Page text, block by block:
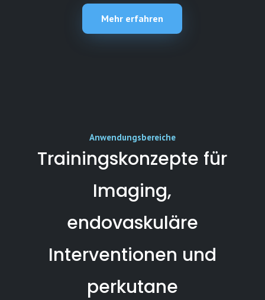
Mehr erfahren
Anwendungsbereiche
Trainingskonzepte für
Imaging,
endovaskuläre
Interventionen und
perkutane